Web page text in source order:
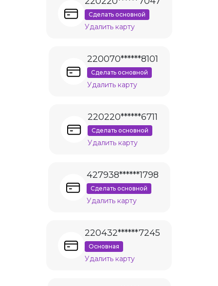
Сделать основной
Удалить карту
220070******8101
Сделать основной
Удалить карту
220220******6711
Сделать основной
Удалить карту
427938******1798
Сделать основной
Удалить карту
220432******7245
Основная
Удалить карту